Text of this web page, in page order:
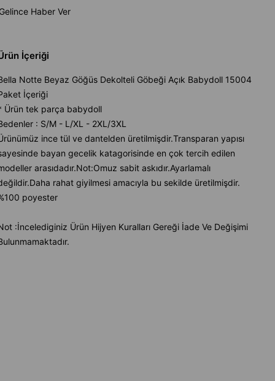
Haber Ver
İçeriği
Notte Beyaz Göğüs Dekolteli Göbeği Açık Babydoll 15004
İçeriği
Ürün tek parça babydoll
: S/M - L/XL - 2XL/3XL
ince tül ve dantelden üretilmişdir.Transparan yapısı
bayan gecelik katagorisinde en çok tercih edilen
arasıdadır.Not:Omuz sabit askıdır.Ayarlamalı
rahat giyilmesi amacıyla bu sekilde üretilmişdir.
poyester
:İncelediginiz Ürün Hijyen Kuralları Gereği İade Ve Değişimi